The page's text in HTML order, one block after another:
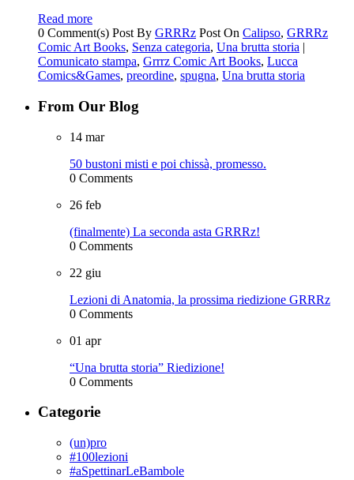
Read more
0 Comment(s) Post By GRRRz Post On Calipso, GRRRz
Comic Art Books, Senza categoria, Una brutta storia |
Comunicato stampa, Grrrz Comic Art Books, Lucca
Comics&Games, preordine, spugna, Una brutta storia
From Our Blog
14 mar
50 bustoni misti e poi chissà, promesso.
0 Comments
26 feb
(finalmente) La seconda asta GRRRz!
0 Comments
22 giu
Lezioni di Anatomia, la prossima riedizione GRRRz
0 Comments
01 apr
“Una brutta storia” Riedizione!
0 Comments
Categorie
(un)pro
#100lezioni
#aSpettinarLeBambole